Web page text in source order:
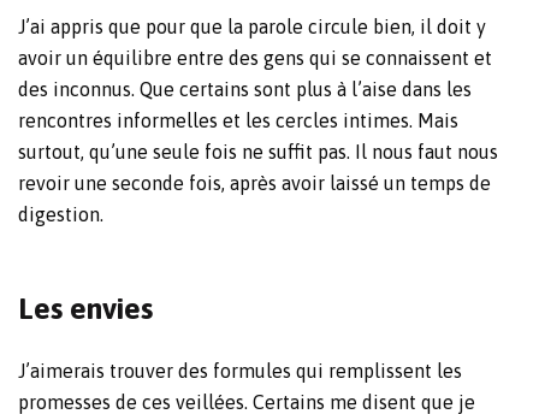
J’ai appris que pour que la parole circule bien, il doit y
avoir un équilibre entre des gens qui se connaissent et
des inconnus. Que certains sont plus à l’aise dans les
rencontres informelles et les cercles intimes. Mais
surtout, qu’une seule fois ne suffit pas. Il nous faut nous
revoir une seconde fois, après avoir laissé un temps de
digestion.
Les envies
J’aimerais trouver des formules qui remplissent les
promesses de ces veillées. Certains me disent que je